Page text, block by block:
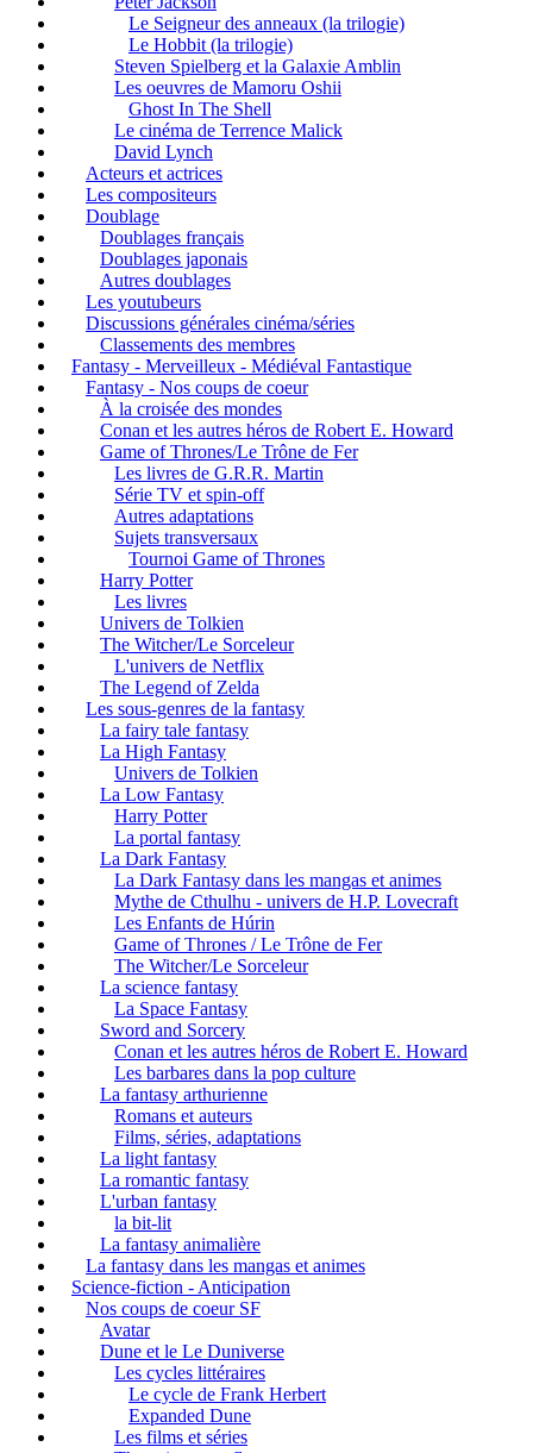
Le Seigneur des anneaux (la trilogie)
Le Hobbit (la trilogie)
Steven Spielberg et la Galaxie Amblin
Les oeuvres de Mamoru Oshii
Ghost In The Shell
Le cinéma de Terrence Malick
David Lynch
Acteurs et actrices
Les compositeurs
Doublage
Doublages français
Doublages japonais
Autres doublages
Les youtubeurs
Discussions générales cinéma/séries
Classements des membres
Fantasy - Merveilleux - Médiéval Fantastique
Fantasy - Nos coups de coeur
À la croisée des mondes
Conan et les autres héros de Robert E. Howard
Game of Thrones/Le Trône de Fer
Les livres de G.R.R. Martin
Série TV et spin-off
Autres adaptations
Sujets transversaux
Tournoi Game of Thrones
Harry Potter
Les livres
Univers de Tolkien
The Witcher/Le Sorceleur
L'univers de Netflix
The Legend of Zelda
Les sous-genres de la fantasy
La fairy tale fantasy
La High Fantasy
Univers de Tolkien
La Low Fantasy
Harry Potter
La portal fantasy
La Dark Fantasy
La Dark Fantasy dans les mangas et animes
Mythe de Cthulhu - univers de H.P. Lovecraft
Les Enfants de Húrin
Game of Thrones / Le Trône de Fer
The Witcher/Le Sorceleur
La science fantasy
La Space Fantasy
Sword and Sorcery
Conan et les autres héros de Robert E. Howard
Les barbares dans la pop culture
La fantasy arthurienne
Romans et auteurs
Films, séries, adaptations
La light fantasy
La romantic fantasy
L'urban fantasy
la bit-lit
La fantasy animalière
La fantasy dans les mangas et animes
Science-fiction - Anticipation
Nos coups de coeur SF
Avatar
Dune et le Le Duniverse
Les cycles littéraires
Le cycle de Frank Herbert
Expanded Dune
Les films et séries